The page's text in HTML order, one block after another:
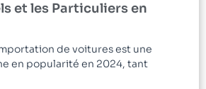
et les Particuliers en
de voitures est une
en popularité en 2024, tant